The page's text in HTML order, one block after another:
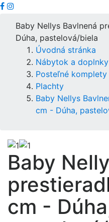
Baby Nellys Bavlnená
Dúha, pastelová/biela
Úvodná stránka
Nábytok a doplnky
Posteľné komplety
Plachty
Baby Nellys
cm - Dúha,
Baby
cm -